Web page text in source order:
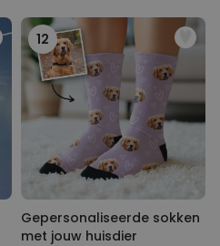
12
Gepersonaliseerde sokken
met jouw huisdier